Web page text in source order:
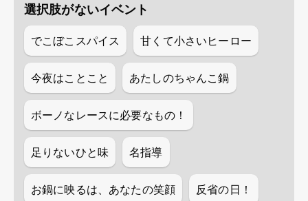
選択肢がないイベント
でこぼこスパイス 甘くて小さいヒーロー
今夜はことこと あたしのちゃんこ鍋
ボーノなレースに必要なもの！
足りないひと味 名指導
お鍋に映るは、あなたの笑顔 反省の日！